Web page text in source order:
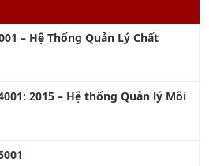
– Hệ Thống Quản Lý Chất
2015 – Hệ thống Quản lý Môi